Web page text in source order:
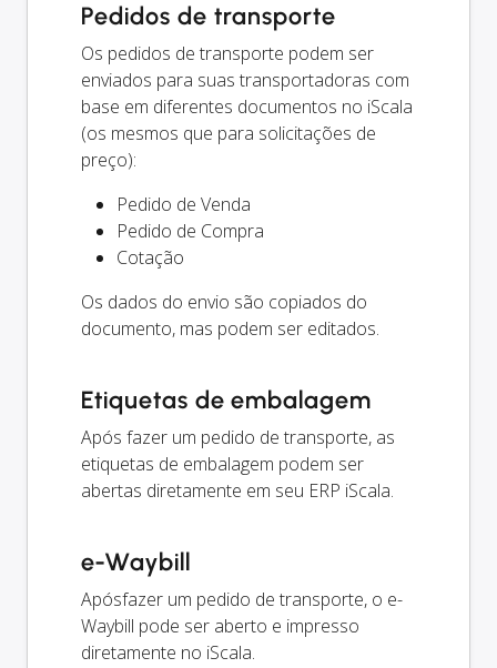
Pedidos de transporte
Os pedidos de transporte podem ser
enviados para suas transportadoras com
base em diferentes documentos no iScala
(os mesmos que para solicitações de
preço):
Pedido de Venda
Pedido de Compra
Cotação
Os dados do envio são copiados do
documento, mas podem ser editados.
Etiquetas de embalagem
Após fazer um pedido de transporte, as
etiquetas de embalagem podem ser
abertas diretamente em seu ERP iScala.
e-Waybill
Apósfazer um pedido de transporte, o e-
Waybill pode ser aberto e impresso
diretamente no iScala.